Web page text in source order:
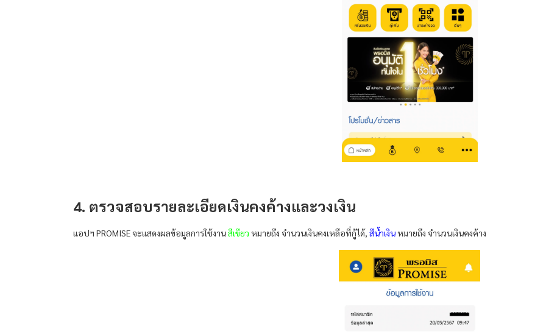
4. ตรวจสอบรายละเอียดเงินคงค้างและวงเงิน
แอปฯ PROMISE จะแสดงผลข้อมูลการใช้งานสีเขียว หมายถึง จำนวนเงินคงเหลือที่กู้ได้, สีน้ำเงินหมายถึง จำนวนเงินคงค้าง